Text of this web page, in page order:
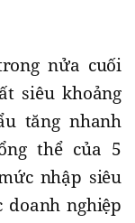
nửa cuối
siêu khoảng
tăng nhanh
thể của 5
nhập siêu
doanh nghiệp